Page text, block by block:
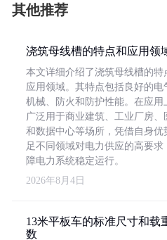
其他推荐
浇筑母线槽的特点和应用领
本文详细介绍了浇筑母线槽的特
应用领域。其特点包括良好的电
机械、防火和防护性能。在应用
广泛用于商业建筑、工业厂房、
和数据中心等场所，凭借自身优
足不同领域对电力供应的高要求
障电力系统稳定运行。
2026年8月4日
13米平板车的标准尺寸和载
数